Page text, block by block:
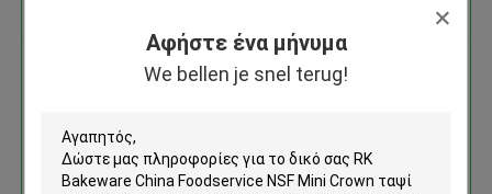
Αφήστε ένα μήνυμα
We bellen je snel terug!
RK Bakeware China Foodservice
Cupcake